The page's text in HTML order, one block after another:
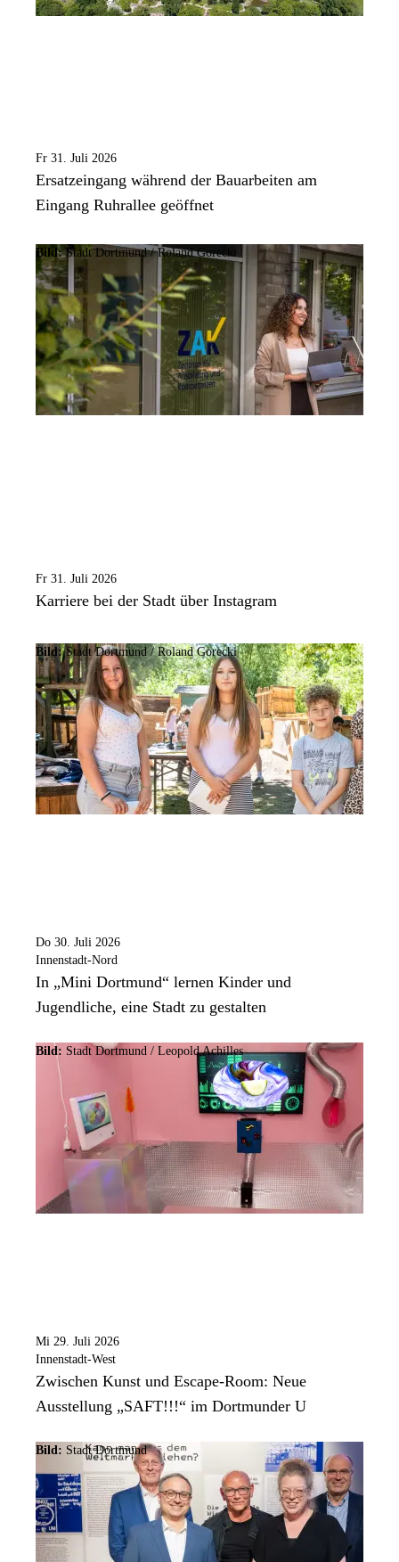
Fr 31. Juli 2026
Ersatzeingang während der Bauarbeiten am
Eingang Ruhrallee geöffnet
Bild:Stadt Dortmund / Roland Gorecki
Fr 31. Juli 2026
Karriere bei der Stadt über Instagram
Bild:Stadt Dortmund / Roland Gorecki
Do 30. Juli 2026
Innenstadt-Nord
In „Mini Dortmund“ lernen Kinder und
Jugendliche, eine Stadt zu gestalten
Bild: Stadt Dortmund / Leopold Achilles
Mi 29. Juli 2026
Innenstadt-West
Zwischen Kunst und Escape-Room: Neue
Ausstellung „SAFT!!!“ im Dortmunder U
Bild: Stadt Dortmund